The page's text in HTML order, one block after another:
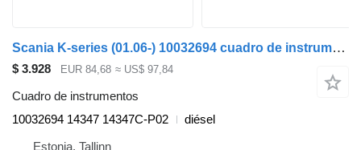
Scania K-series (01.06-) 10032694 cuadro de instrumentos para Scania K,N,F-series bus (2006-) autobús
$ 3.928 EUR 84,68 ≈ US$ 97,84
Cuadro de instrumentos
10032694 14347 14347C-P02
diésel
Estonia, Tallinn